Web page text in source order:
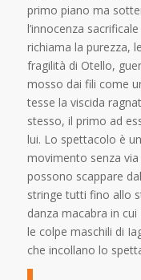
primo piano ma
l’innocenza
richiama la purezza,
fragilità di Otello,
mosso dai fili come
tesse la viscida
stesso, il primo ad
lui. Lo spettacolo è
movimento senza via
possono scappare
stringe tutti fino allo
danza macabra in
le colpe maschili di
che incollano lo